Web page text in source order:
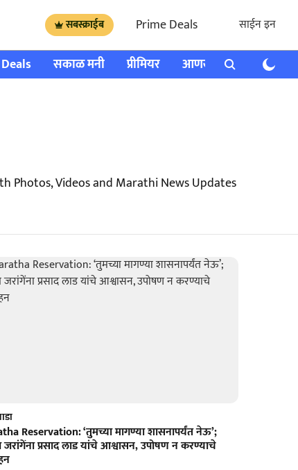
सबस्क्राईब Prime Deals साईन इन
सकाळ मनी प्रीमियर आणखी राशी भविष्य
Photos, Videos and Marathi News Updates
Reservation: ‘तुमच्या मागण्या शासनापर्यंत नेऊ’;
प्रसाद लाड यांचे आश्वासन, उपोषण न करण्याचे